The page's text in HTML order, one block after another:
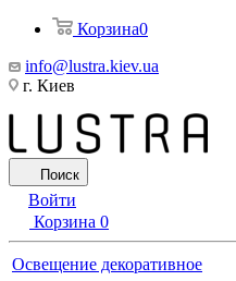
Корзина0
info@lustra.kiev.ua
г. Киев
Поиск
Войти
Корзина 0
Освещение декоративное